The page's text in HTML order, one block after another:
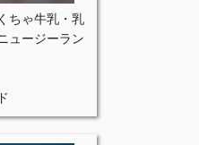
ちゃ牛乳・乳
ュージーラン